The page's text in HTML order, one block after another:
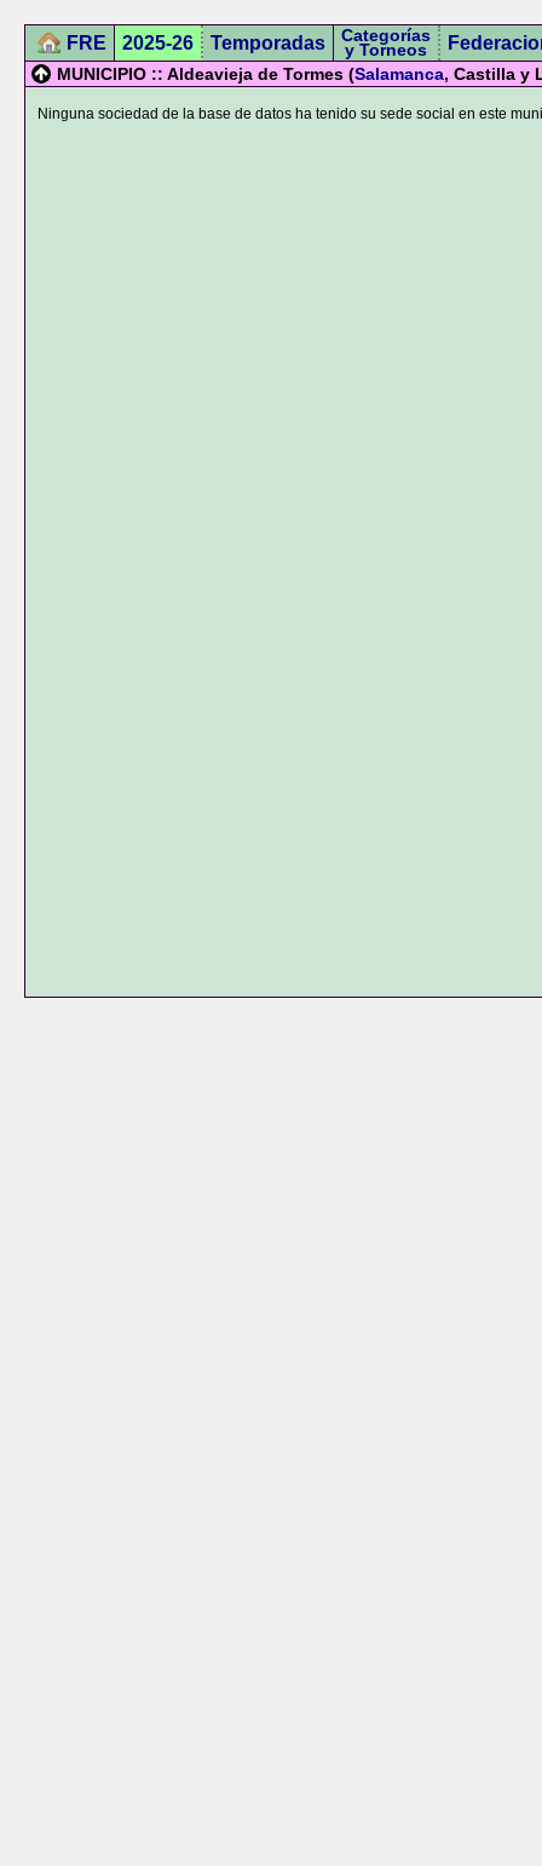
FRE 2025-26 Temporadas Categorías
y Torneos
MUNICIPIO :: Aldeavieja de Tormes (Salamanca, Castilla y
Ninguna sociedad de la base de datos ha tenido su sede social en este